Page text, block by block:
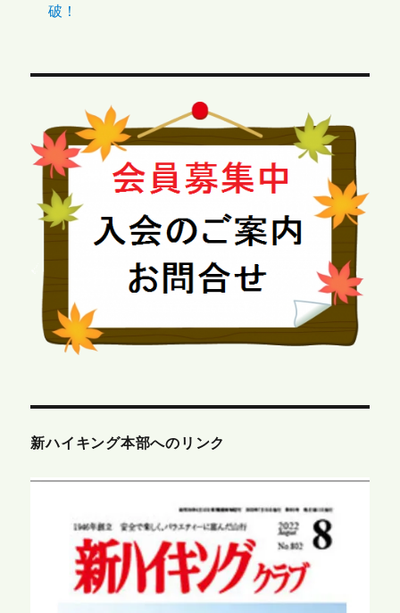
破！
新ハイキング本部へのリンク